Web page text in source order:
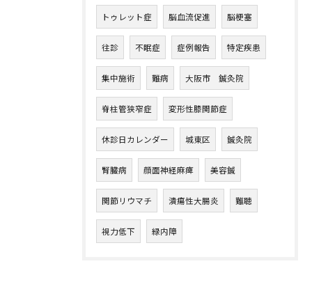
トゥレット症 脳血流促進 脳梗塞
往診 不眠症 症例報告 特定疾患
集中施術 難病 大阪市 鍼灸院
脊柱管狭窄症 変形性膝関節症
休診日カレンダー 城東区 鍼灸院
腎臓病 顔面神経麻痺 美容鍼
関節リウマチ 潰瘍性大腸炎 難聴
視力低下 緑内障